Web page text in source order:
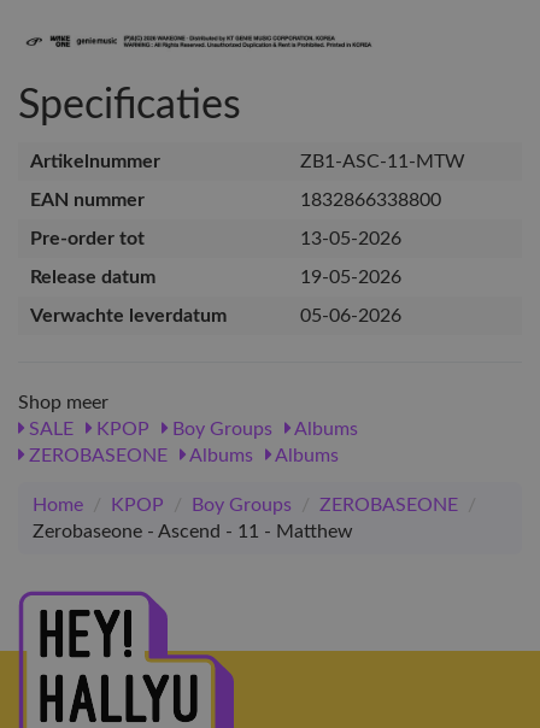
Specificaties
Artikelnummer
ZB1-ASC-11-MTW
EAN nummer
1832866338800
Pre-order tot
13-05-2026
Release datum
19-05-2026
Verwachte leverdatum
05-06-2026
Shop meer
SALE
KPOP Boy Groups
Albums
ZEROBASEONE
Albums Albums
Home / KPOP / Boy Groups / ZEROBASEONE
/
Zerobaseone - Ascend - 11 - Matthew